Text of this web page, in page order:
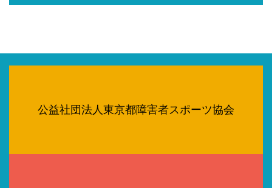
公益社団法人東京都障害者スポーツ協会